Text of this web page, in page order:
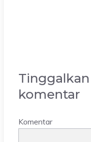
Tinggalkan
komentar
Komentar